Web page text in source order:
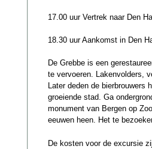
17.00 uur Vertrek naar Den
18.30 uur Aankomst in Den
De Grebbe is een
te vervoeren. Lakenvolders,
Later deden de bierbrouwers
groeiende stad. Ga
monument van Bergen op
eeuwen heen. Het te
De kosten voor de excursie